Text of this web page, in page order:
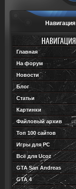
Навигация
Главная
На форум
Новости
Блог
Статьи
Картинки
Файловый архив
Топ 100 сайтов
Игры для PC
Всё для Ucoz
GTA San Andreas
GTA 4